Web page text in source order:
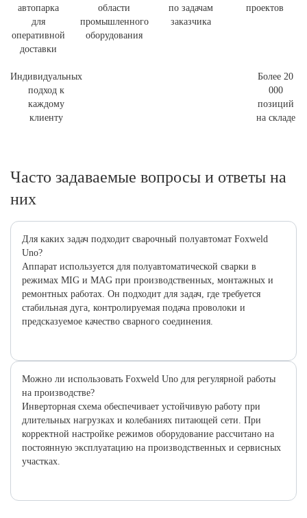
автопарка
для
оперативной
доставки
области
промышленного
оборудования
по задачам
заказчика
проектов
Индивидуальных
подход к
каждому
клиенту
Более 20
000
позиций
на складе
Часто задаваемые вопросы и ответы на
них
Для каких задач подходит сварочный полуавтомат Foxweld
Uno?
Аппарат используется для полуавтоматической сварки в
режимах MIG и MAG при производственных, монтажных и
ремонтных работах. Он подходит для задач, где требуется
стабильная дуга, контролируемая подача проволоки и
предсказуемое качество сварного соединения.
Можно ли использовать Foxweld Uno для регулярной работы
на производстве?
Инверторная схема обеспечивает устойчивую работу при
длительных нагрузках и колебаниях питающей сети. При
корректной настройке режимов оборудование рассчитано на
постоянную эксплуатацию на производственных и сервисных
участках.